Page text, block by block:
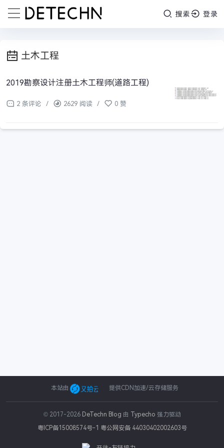
搜索 登录
土木工程
2019勘察设计注册土木工程师(道路工程)
2 条评论 / 2629 阅读 / 0 赞
本站由 提供CDN加速/云存储服务
© 2017-2026 DeTechn Blog 由 Typecho 强力驱动
粤ICP备15008574号-1 粤公网安备 44030402002603号